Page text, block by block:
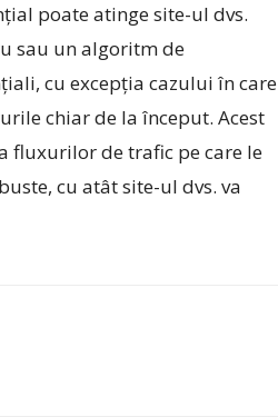
poate atinge site-ul dvs.
sau un algoritm de
cu excepția cazului în care
chiar de la început. Acest
fluxurilor de trafic pe care le
cu atât site-ul dvs. va